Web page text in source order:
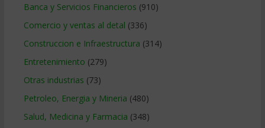
Banca y Servicios Financieros (910)
Comercio y ventas al detal (336)
Construccion e Infraestructura (314)
Entretenimiento (279)
Otras industrias (73)
Petroleo, Energia y Mineria (480)
Salud, Medicina y Farmacia (348)